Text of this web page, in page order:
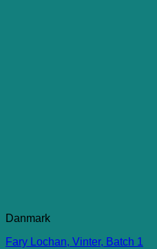
Danmark
Fary Lochan, Vinter, Batch 1